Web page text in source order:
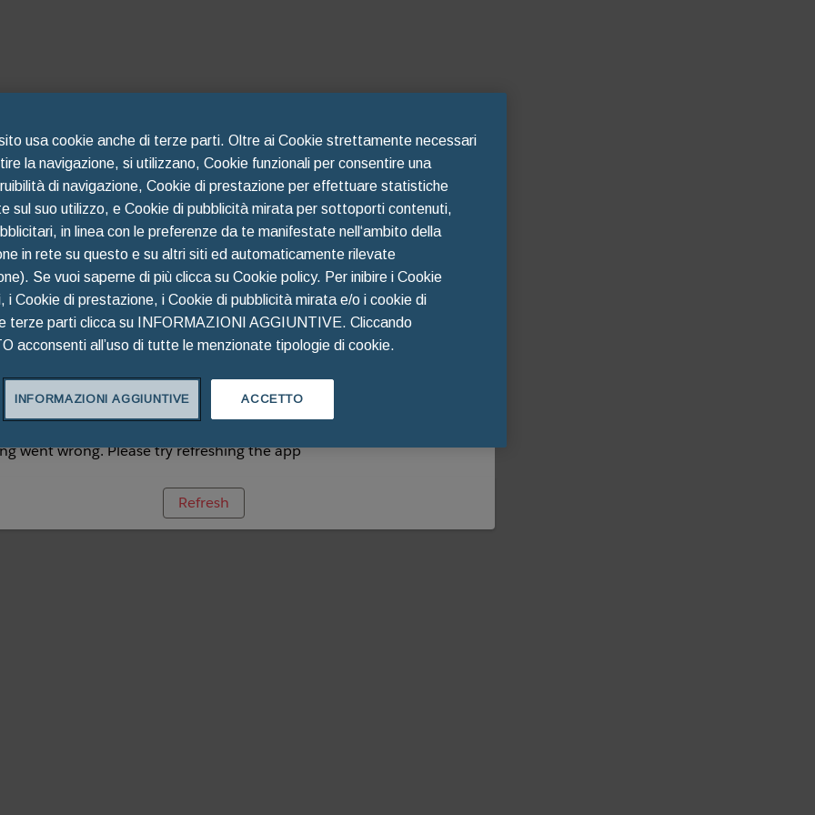
Oops!
went wrong. Please try refreshing the app
Refresh
sito usa cookie anche di terze parti. Oltre ai Cookie strettamente necessari
la navigazione, si utilizzano, Cookie funzionali per consentire una
di navigazione, Cookie di prestazione per effettuare statistiche
sul suo utilizzo, e Cookie di pubblicità mirata per sottoporti contenuti,
in linea con le preferenze da te manifestate nell‘ambito della
in rete su questo e su altri siti ed automaticamente rilevate
Se vuoi saperne di più clicca su Cookie policy. Per inibire i Cookie
i Cookie di prestazione, i Cookie di pubblicità mirata e/o i cookie di
terze parti clicca su INFORMAZIONI AGGIUNTIVE. Cliccando
acconsenti all’uso di tutte le menzionate tipologie di cookie.
ACCETTO
INFORMAZIONI AGGIUNTIVE